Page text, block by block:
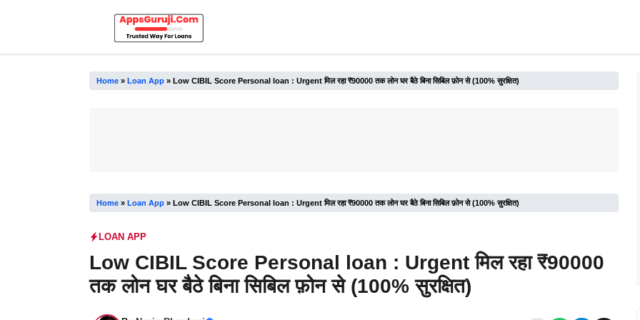
Home» Loan App» Low CIBIL Score Personal loan : Urgent मिल रहा ₹90000 तक लोन घर बैठे बिना सिबिल फ़ोन से (100% सुरक्षित)
Home» Loan App» Low CIBIL Score Personal loan : Urgent मिल रहा ₹90000 तक लोन घर बैठे बिना सिबिल फ़ोन से (100% सुरक्षित)
LOAN APP
Low CIBIL Score Personal loan : Urgent मिल रहा ₹90000
तक लोन घर बैठे बिना सिबिल फ़ोन से (100% सुरक्षित)